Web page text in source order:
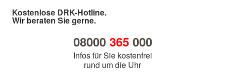
Kostenlose DRK-Hotline.
Wir beraten Sie gerne.
08000 365000
Infos für Sie kostenfrei
rund um die Uhr